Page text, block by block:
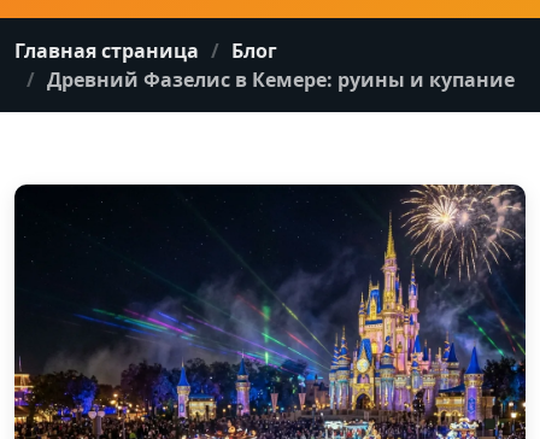
Главная страница
Блог
Древний Фазелис в Кемере: руины и купание